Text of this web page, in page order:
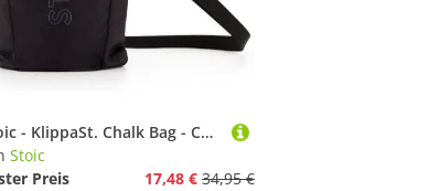
Stoic - KlippaSt. Chalk Bag - Chalkbag Gr One Size schwarz
Stoic
Preis
17,48 € 34,95 €